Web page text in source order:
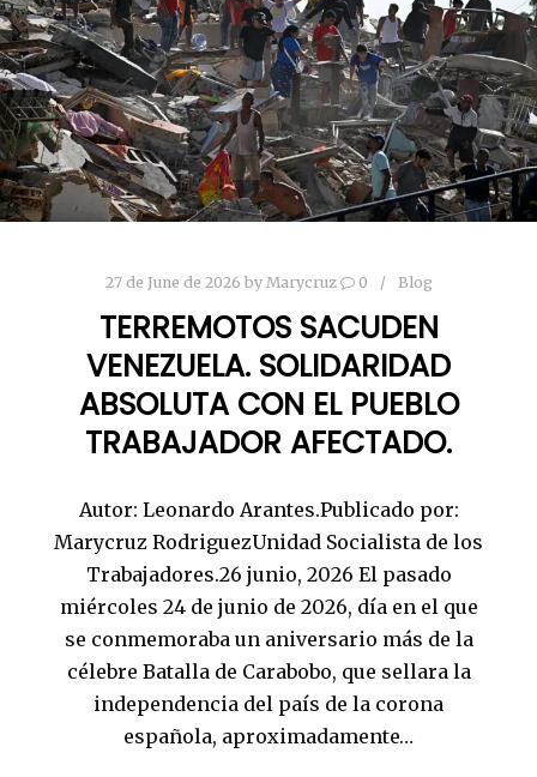
27 de June de 2026 by Marycruz 0 Blog
TERREMOTOS SACUDEN
VENEZUELA. SOLIDARIDAD
ABSOLUTA CON EL PUEBLO
TRABAJADOR AFECTADO.
Autor: Leonardo Arantes.Publicado por:
Marycruz RodriguezUnidad Socialista de los
Trabajadores.26 junio, 2026 El pasado
miércoles 24 de junio de 2026, día en el que
se conmemoraba un aniversario más de la
célebre Batalla de Carabobo, que sellara la
independencia del país de la corona
española, aproximadamente…